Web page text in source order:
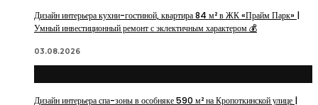
Дизайн интерьера кухни-гостиной, квартира 84 м² в ЖК «Прайм Парк» |
Умный инвестиционный ремонт с эклектичным характером 💰
03.08.2026
Дизайн интерьера спа-зоны в особняке 590 м² на Кропоткинской улице |